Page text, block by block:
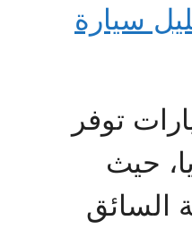
تظليل سيارة
توفر
حيث
السائق